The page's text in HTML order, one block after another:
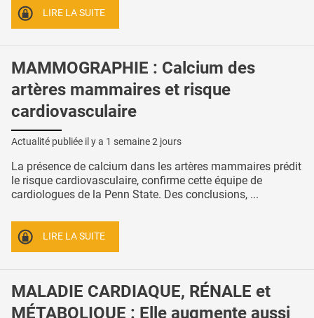
LIRE LA SUITE
MAMMOGRAPHIE : Calcium des
artères mammaires et risque
cardiovasculaire
Actualité publiée il y a 1 semaine 2 jours
La présence de calcium dans les artères mammaires prédit
le risque cardiovasculaire, confirme cette équipe de
cardiologues de la Penn State. Des conclusions, ...
LIRE LA SUITE
MALADIE CARDIAQUE, RÉNALE et
MÉTABOLIQUE : Elle augmente aussi